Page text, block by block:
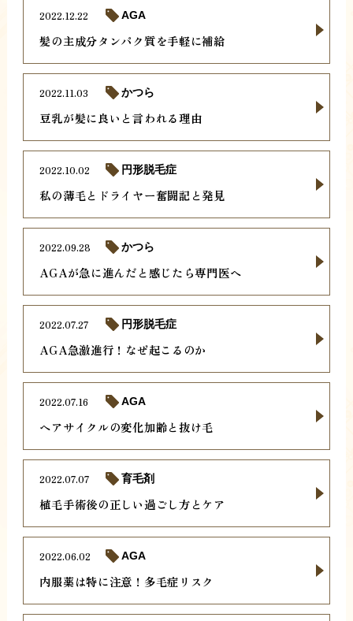
髪の主成分タンパク質を手軽に補給
2022.12.22 AGA
豆乳が髪に良いと言われる理由
2022.11.03 かつら
私の薄毛とドライヤー奮闘記と発見
2022.10.02 円形脱毛症
AGAが急に進んだと感じたら専門医へ
2022.09.28 かつら
AGA急激進行！なぜ起こるのか
2022.07.27 円形脱毛症
ヘアサイクルの変化加齢と抜け毛
2022.07.16 AGA
植毛手術後の正しい過ごし方とケア
2022.07.07 育毛剤
内服薬は特に注意！多毛症リスク
2022.06.02 AGA